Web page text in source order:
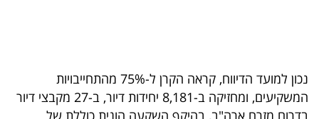
40
נכון למועד הדיווח, קראה הקרן ל-75% מהתחייבויות
המשקיעים, ומחזיקה ב-8,181 יחידות דיור, ב-27 מקבצי דיור
בדרום מזרח ארה"ב, בהיקף השקעה הונית כוללת של